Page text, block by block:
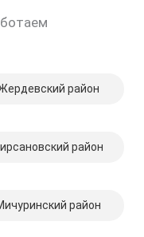
район
район
район